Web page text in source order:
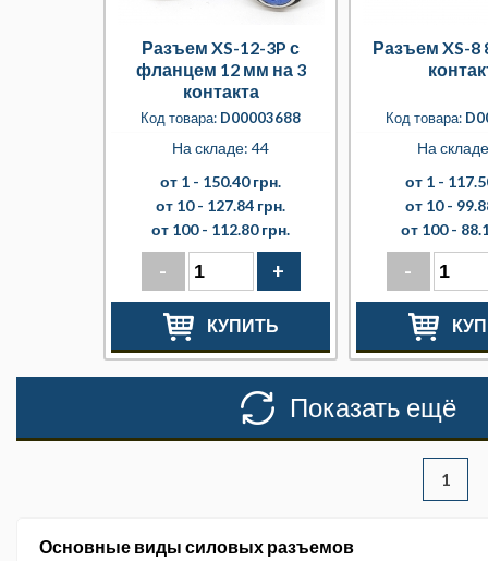
Разъем XS-12-3P с
фланцем 12 мм на 3
контакта
Код товара: D00003688
На складе: 44
от 1 - 150.40 грн.
от 10 - 127.84 грн.
от 100 - 112.80 грн.
- +
КУПИТЬ
Разъем XS-8
Код товара:
На
от 1 -
от 10 -
от 100 -
-
Показать ещё
1
Основные виды силовых разъемов